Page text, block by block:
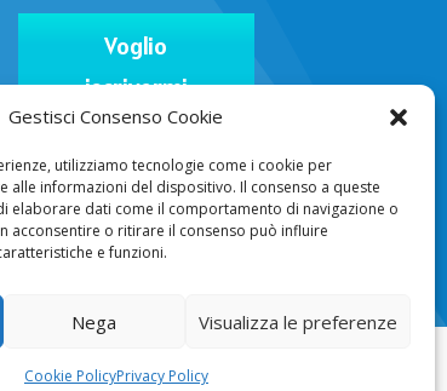
Gestisci Consenso Cookie
utilizziamo tecnologie come i cookie per
alle informazioni del dispositivo. Il consenso a queste
elaborare dati come il comportamento di navigazione o
acconsentire o ritirare il consenso può influire
e funzioni.
Nega Visualizza le preferenze
Cookie PolicyPrivacy Policy
Voglio
iscrivermi